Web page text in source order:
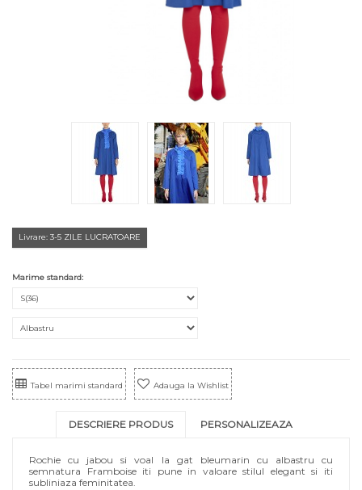
Livrare: 3-5 ZILE LUCRATOARE
Marime standard:
Tabel marimi standard Adauga la Wishlist
DESCRIERE PRODUS PERSONALIZEAZA
Rochie cu jabou si voal la gat bleumarin cu albastru cu
semnatura Framboise iti pune in valoare stilul elegant si iti
subliniaza feminitatea.